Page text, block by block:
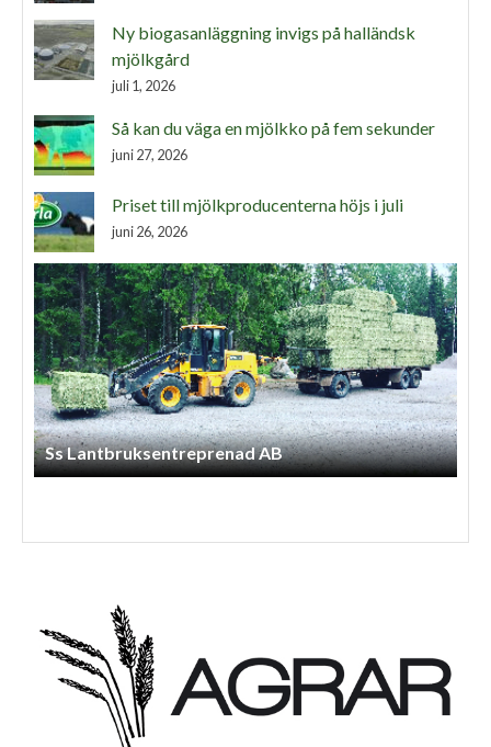
Ny biogasanläggning invigs på halländsk
mjölkgård
juli 1, 2026
Så kan du väga en mjölkko på fem sekunder
juni 27, 2026
Priset till mjölkproducenterna höjs i juli
juni 26, 2026
Arnessons Entreprenad